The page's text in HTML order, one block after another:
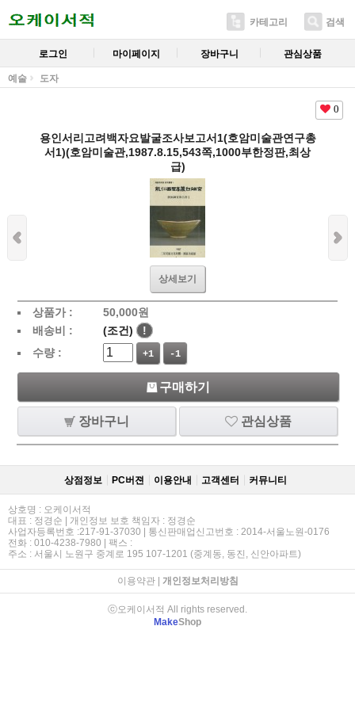
카테고리 검색
로그인 마이페이지 장바구니 관심상품
예술 도자
0
용인서리고려백자요발굴조사보고서1(호암미술관연구총
서1)(호암미술관,1987.8.15,543쪽,1000부한정판,최상
급)
상세보기
상품가 : 50,000원
배송비 :
(조건)
!
수량 :
+1 -1
구매하기
장바구니 관심상품
상점정보 PC버젼 이용안내 고객센터 커뮤니티
상호명 : 오케이서적
대표 : 정경순 | 개인정보 보호 책임자 : 정경순
사업자등록번호 :217-91-37030 | 통신판매업신고번호 : 2014-서울노원-0176
전화 : 010-4238-7980 | 팩스 :
주소 : 서울시 노원구 중계로 195 107-1201 (중계동, 동진, 신안아파트)
이용약관| 개인정보처리방침
ⓒ오케이서적 All rights reserved.
MakeShop